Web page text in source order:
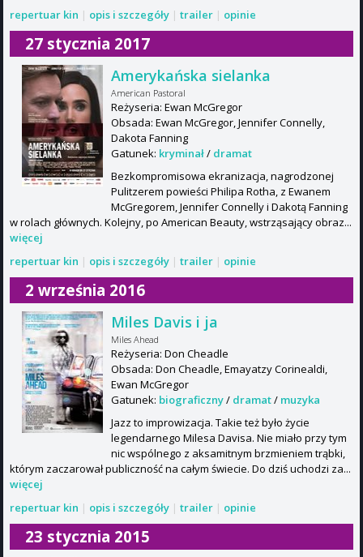
repertuar kin | opis i szczegóły | trailer | opinie
27 stycznia 2017
Amerykańska sielanka
American Pastoral
Reżyseria: Ewan McGregor
Obsada: Ewan McGregor, Jennifer Connelly,
Dakota Fanning
Gatunek: kryminał/ dramat
Bezkompromisowa ekranizacja, nagrodzonej
Pulitzerem powieści Philipa Rotha, z Ewanem
McGregorem, Jennifer Connelly i Dakotą Fanning
w rolach głównych. Kolejny, po American Beauty, wstrząsający obraz...
więcej
repertuar kin | opis i szczegóły | trailer | opinie
2 września 2016
Miles Davis i ja
Miles Ahead
Reżyseria: Don Cheadle
Obsada: Don Cheadle, Emayatzy Corinealdi,
Ewan McGregor
Gatunek: biograficzny/ dramat/ muzyka
Jazz to improwizacja. Takie też było życie
legendarnego Milesa Davisa. Nie miało przy tym
nic wspólnego z aksamitnym brzmieniem trąbki,
którym zaczarował publiczność na całym świecie. Do dziś uchodzi za...
więcej
repertuar kin | opis i szczegóły | trailer | opinie
23 stycznia 2015